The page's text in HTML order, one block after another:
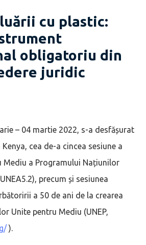
cu plastic:
obligatoriu din
juridic
– 04 martie 2022, s-a desfășurat
cea de-a cincea sesiune a
Mediu a Programului Națiunilor
precum și sesiunea
a 50 de ani de la crearea
Unite pentru Mediu (UNEP,
).